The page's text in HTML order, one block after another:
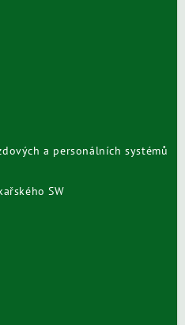
a personálních systémů
SW